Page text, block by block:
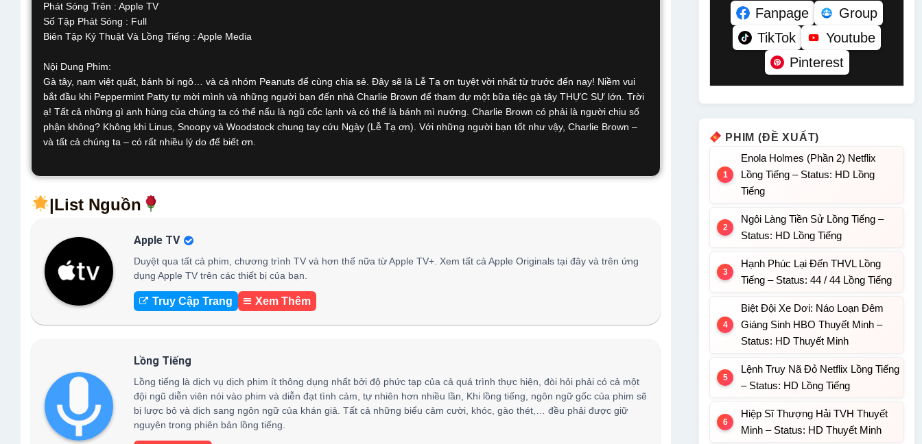
Phát Sóng Trên : Apple TV
Số Tập Phát Sóng : Full
Biên Tập Kỷ Thuật Và Lồng Tiếng : Apple Media
Nội Dung Phim:
Gà tây, nam việt quất, bánh bí ngô… và cả nhóm Peanuts để cùng chia sẻ. Đây sẽ là Lễ Tạ ơn tuyệt vời nhất từ trước đến nay! Niềm vui
bắt đầu khi Peppermint Patty tự mời mình và những người bạn đến nhà Charlie Brown để tham dự một bữa tiệc gà tây THỰC SỰ lớn. Trời
ạ! Tất cả những gì anh hùng của chúng ta có thể nấu là ngũ cốc lạnh và có thể là bánh mì nướng. Charlie Brown có phải là người chịu số
phận không? Không khi Linus, Snoopy và Woodstock chung tay cứu Ngày (Lễ Tạ ơn). Với những người bạn tốt như vậy, Charlie Brown –
và tất cả chúng ta – có rất nhiều lý do để biết ơn.
|List Nguồn
Apple TV
Duyệt qua tất cả phim, chương trình TV và hơn thế nữa từ Apple TV+. Xem tất cả Apple Originals tại đây và trên ứng
dụng Apple TV trên các thiết bị của bạn.
Truy Cập Trang Xem Thêm
Lồng Tiếng
Lồng tiếng là dịch vụ dịch phim ít thông dụng nhất bởi độ phức tạp của cả quá trình thực hiện, đòi hỏi phải có cả một
đội ngũ diễn viên nói vào phim và diễn đạt tình cảm, tự nhiên hơn nhiều lần, Khi lồng tiếng, ngôn ngữ gốc của phim sẽ
bị lược bỏ và dịch sang ngôn ngữ của khán giả. Tất cả những biểu cảm cười, khóc, gào thét,… đều phải được giữ
nguyên trong phiên bản lồng tiếng.
Fanpage
Group
TikTok
Youtube
Pinterest
PHIM (ĐỀ XUẤT)
Enola Holmes (Phần 2) Netflix
Lồng Tiếng – Status: HD Lồng
Tiếng
Ngôi Làng Tiền Sử Lồng Tiếng –
Status: HD Lồng Tiếng
Hạnh Phúc Lại Đến THVL Lồng
Tiếng – Status: 44 / 44 Lồng Tiếng
Biệt Đội Xe Dơi: Náo Loạn Đêm
Giáng Sinh HBO Thuyết Minh –
Status: HD Thuyết Minh
Lệnh Truy Nã Đỏ Netflix Lồng Tiếng
– Status: HD Lồng Tiếng
Hiệp Sĩ Thượng Hải TVH Thuyết
Minh – Status: HD Thuyết Minh